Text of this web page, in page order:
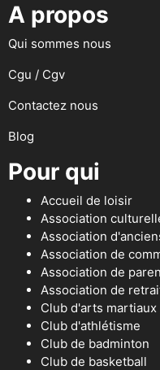
A propos
Qui sommes nous
Cgu / Cgv
Contactez nous
Blog
Pour qui
Accueil de loisir
Association
Association
Association de
Association de
Association de
Club d'arts martiaux
Club d'athlétisme
Club de badminton
Club de basketball